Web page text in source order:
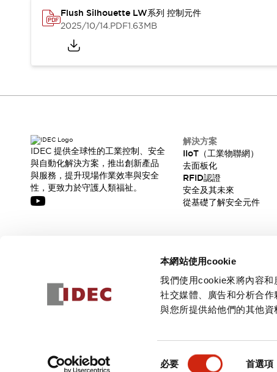
本網站使用cookie
我們使用cookie來將內容
社交媒體、廣告和分析合
與您所提供給他們的其他資
必要 首選項
服務據點
產品變更/停產通知
Flush Silhouette LW系列 控制元件
2025/10/14.PDF1.63MB
IDEC 提供全球性的工業控制、安全
與自動化解決方案，推出創新產品
與服務，提升現場作業效率與安全
性，更致力於守護人類福祉。
解決方案
IIoT（工業物聯網）
去面板化
RFID認證
安全及其未來
從基礎了解安全元件
訂閱
隱私權政策使用條款